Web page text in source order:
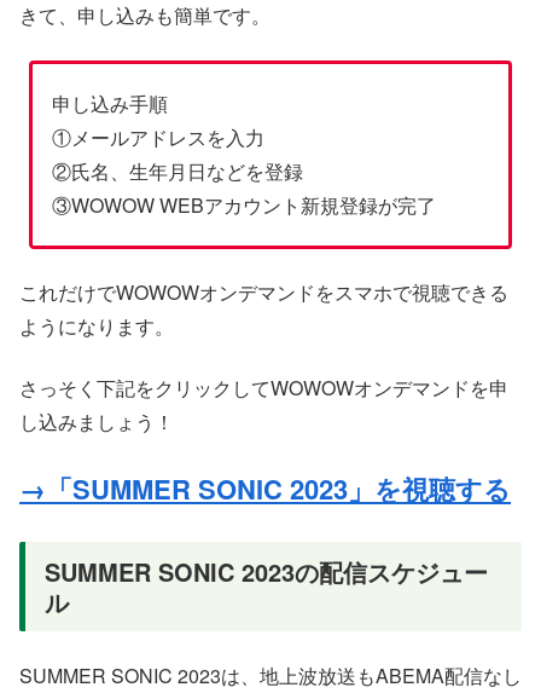
きて、申し込みも簡単です。
申し込み手順
①メールアドレスを入力
②氏名、生年月日などを登録
③WOWOW WEBアカウント新規登録が完了
これだけでWOWOWオンデマンドをスマホで視聴できる
ようになります。
さっそく下記をクリックしてWOWOWオンデマンドを申
し込みましょう！
→「SUMMER SONIC 2023」を視聴する
SUMMER SONIC 2023の配信スケジュー
ル
SUMMER SONIC 2023は、地上波放送もABEMA配信なし